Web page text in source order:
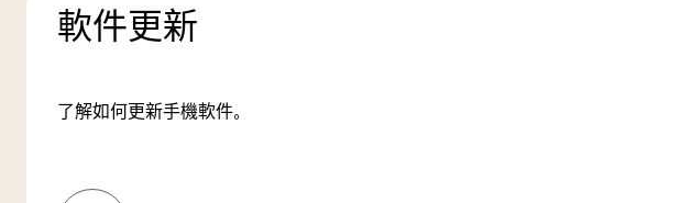
軟件更新
了解如何更新手機軟件。